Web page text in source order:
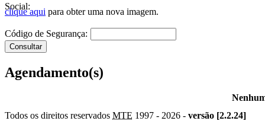
Social:
clique aqui para obter uma nova imagem.
Código de Segurança:
Agendamento(s)
Todos os direitos reservados MTE 1997 - 2026 - versão [2.2.24]